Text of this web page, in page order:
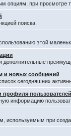
опциям, при просмотре
поиска.
этой
дополнительные
и новых сообщений
сегодняшних
пользователей
информацию
используемым при